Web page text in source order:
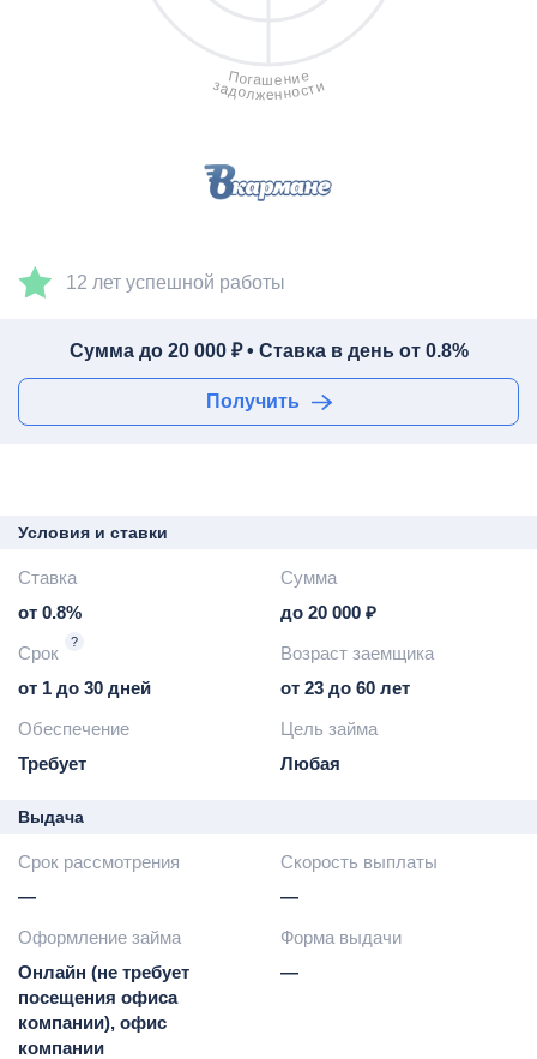
Погашение
задолженности
12 лет успешной работы
Сумма до 20 000 ₽ • Ставка в день от 0.8%
Получить
Условия и ставки
Ставка
от 0.8%
Сумма
до 20 000 ₽
Срок
?
от 1 до 30 дней
Возраст заемщика
от 23 до 60 лет
Обеспечение
Требует
Цель займа
Любая
Выдача
Срок рассмотрения
—
Скорость выплаты
—
Оформление займа
Онлайн (не требует
посещения офиса
компании), офис
компании
Форма выдачи
—